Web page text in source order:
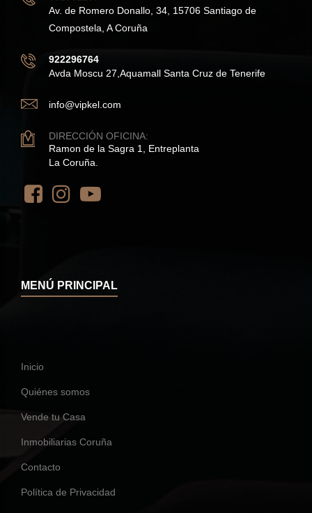
Av. de Romero Donallo, 34, 15706 Santiago de
Compostela, A Coruña
922296764
Avda Moscu 27,Aquamall Santa Cruz de Tenerife
info@vipkel.com
DIRECCIÓN OFICINA:
Ramon de la Sagra 1, Entreplanta
La Coruña.
MENÚ PRINCIPAL
Inicio
Quiénes somos
Vende tu Casa
Inmobiliarias Coruña
Contacto
Política de Privacidad